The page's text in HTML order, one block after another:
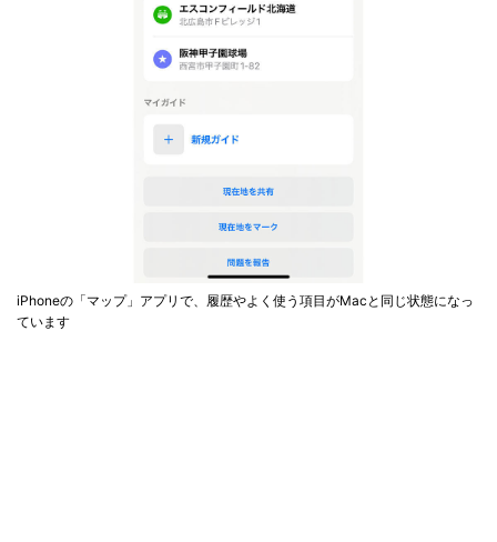
iPhoneの「マップ」アプリで、履歴やよく使う項目がMacと同じ状態になっ
ています